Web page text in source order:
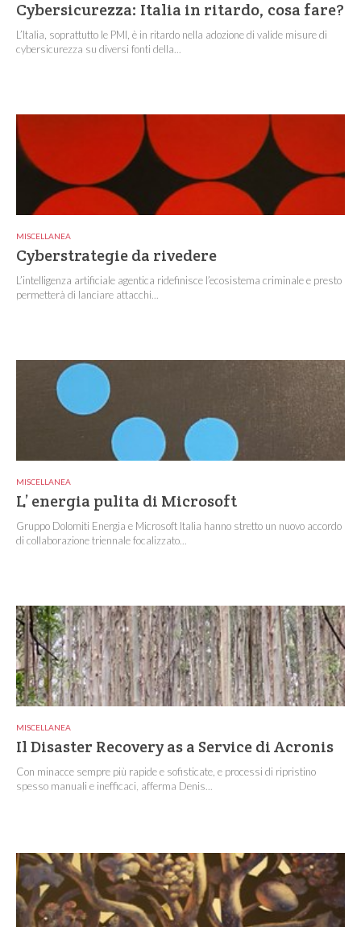
Cybersicurezza: Italia in ritardo, cosa fare?
L’Italia, soprattutto le PMI, è in ritardo nella adozione di valide misure di
cybersicurezza su diversi fonti della...
MISCELLANEA
Cyberstrategie da rivedere
L’intelligenza artificiale agentica ridefinisce l’ecosistema criminale e presto
permetterà di lanciare attacchi...
MISCELLANEA
L’ energia pulita di Microsoft
Gruppo Dolomiti Energia e Microsoft Italia hanno stretto un nuovo accordo
di collaborazione triennale focalizzato...
MISCELLANEA
Il Disaster Recovery as a Service di Acronis
Con minacce sempre più rapide e sofisticate, e processi di ripristino
spesso manuali e inefficaci, afferma Denis...